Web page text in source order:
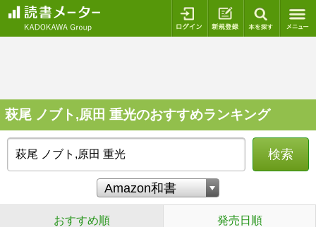
ログイン 新規登録
萩尾 ノブト,原田 重光のおすすめランキング
検索
おすすめ順 発売日順